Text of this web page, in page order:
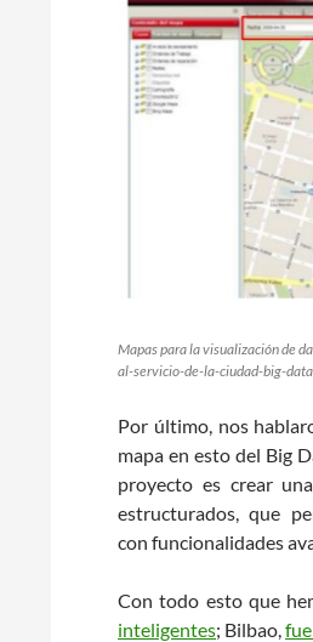
Mapas para la visualización de
al-servicio-de-la-ciudad-big-
Por último, nos
mapa en esto del Big
proyecto es crear
estructurados, que
con funcionalidades
Con todo esto que
inteligentes; Bilbao,